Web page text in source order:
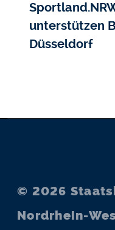
unterstützen
Düsseldorf
© 2026
Nordrhein-